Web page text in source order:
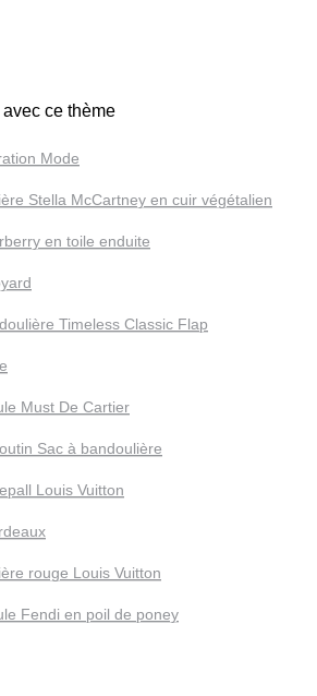
ce thème
Mode
Stella McCartney en cuir végétalien
en toile enduite
Timeless Classic Flap
Must De Cartier
Sac à bandoulière
Louis Vuitton
rouge Louis Vuitton
Fendi en poil de poney